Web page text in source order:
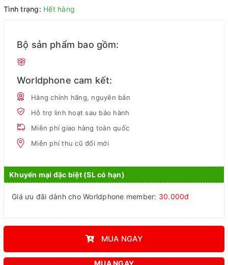
Tình trạng: Hết hàng
Bộ sản phẩm bao gồm:
Worldphone cam kết:
Hàng chính hãng, nguyên bản
Hỗ trợ linh hoạt sau bảo hành
Miễn phí giao hàng toàn quốc
Miễn phí thu cũ đổi mới
Khuyến mại đặc biệt (SL có hạn)
Giá ưu đãi dành cho Worldphone member: 30.000đ
MUA NGAY
MUA NGAY